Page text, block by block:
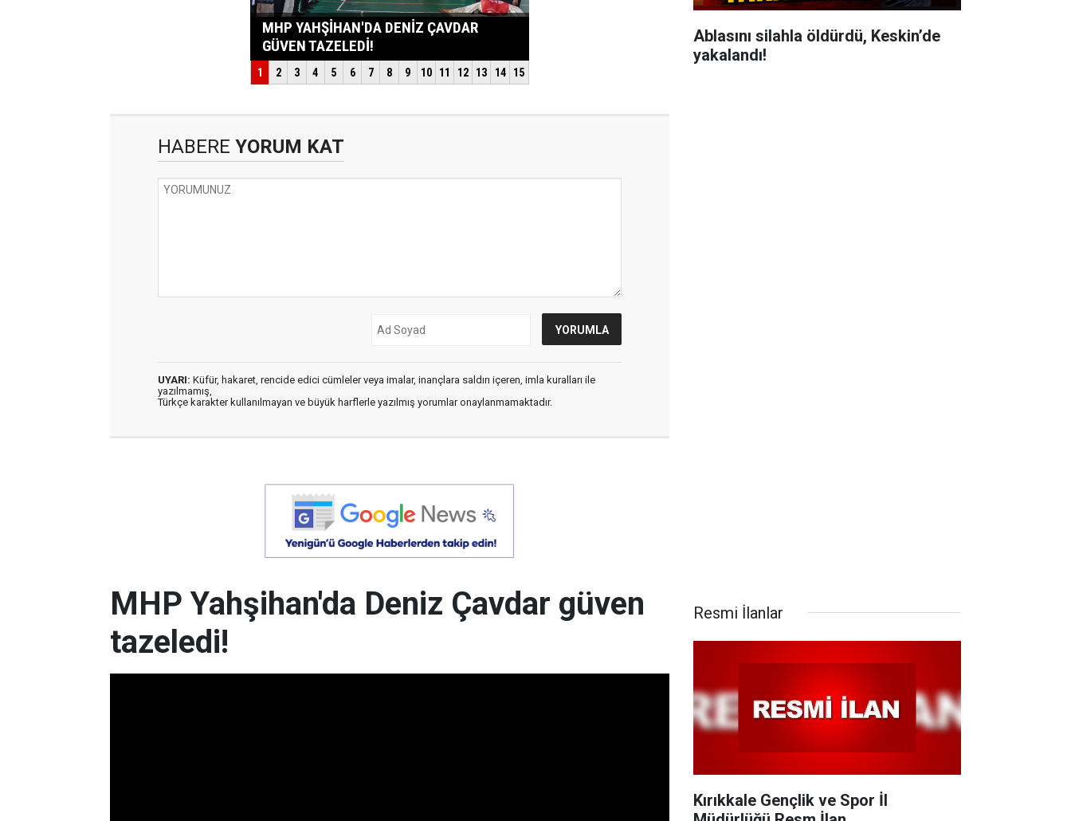
HABERE YORUM KAT
UYARI: Küfür, hakaret, rencide edici cümleler veya imalar, inançlara saldırı içeren, imla kuralları ile
yazılmamış,
Türkçe karakter kullanılmayan ve büyük harflerle yazılmış yorumlar onaylanmamaktadır.
Ablasını silahla öldürdü, Keskin’de
yakalandı!
MHP Yahşihan'da Deniz Çavdar güven
tazeledi!
Resmi İlanlar
Kırıkkale Gençlik ve Spor İl